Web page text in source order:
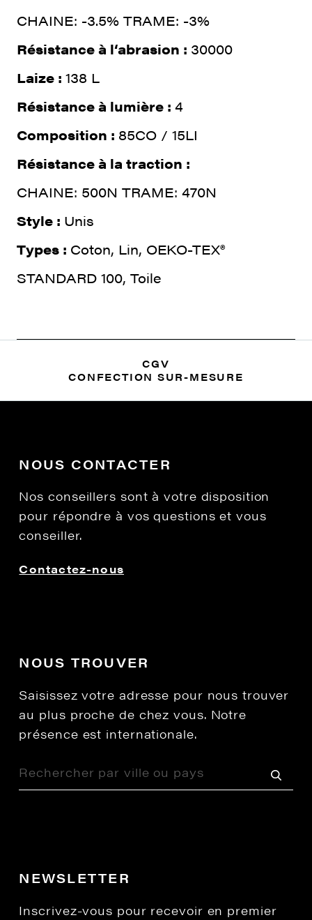
CHAINE: -3.5% TRAME: -3%
Résistance à l‘abrasion : 30000
Laize : 138 L
Résistance à lumière : 4
Composition : 85CO / 15LI
Résistance à la traction :
CHAINE: 500N TRAME: 470N
Style : Unis
Types : Coton, Lin, OEKO-TEX®
STANDARD 100, Toile
CGV
CONFECTION SUR-MESURE
NOUS CONTACTER
Nos conseillers sont à votre disposition
pour répondre à vos questions et vous
conseiller.
Contactez-nous
NOUS TROUVER
Saisissez votre adresse pour nous trouver
au plus proche de chez vous. Notre
présence est internationale.
NEWSLETTER
Inscrivez-vous pour recevoir en premier